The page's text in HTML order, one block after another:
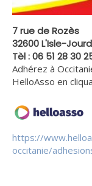
7 rue de Rozès
32600 L'Isle-
Tèl : 06 51 28 30
Adhérez à
HelloAsso en
https://
occitanie/